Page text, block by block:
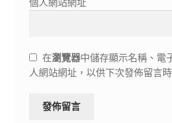
個人網站網址
在瀏覽器中儲存顯示名稱、電
人網站網址，以供下次發佈留言